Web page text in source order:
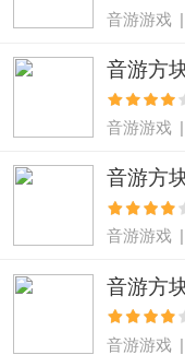
音游游戏 |
音游方
音游游戏 |
音游方
音游游戏 |
音游方
音游游戏 |